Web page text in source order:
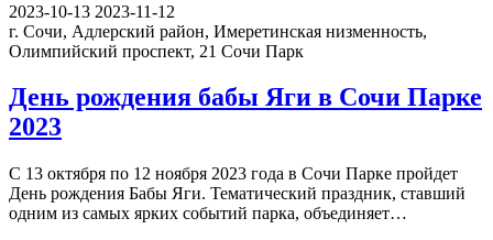
2023-10-13 2023-11-12
г. Сочи, Адлерский район, Имеретинская низменность,
Олимпийский проспект, 21 Сочи Парк
День рождения бабы Яги в Сочи Парке
2023
С 13 октября по 12 ноября 2023 года в Сочи Парке пройдет
День рождения Бабы Яги. Тематический праздник, ставший
одним из самых ярких событий парка, объединяет…